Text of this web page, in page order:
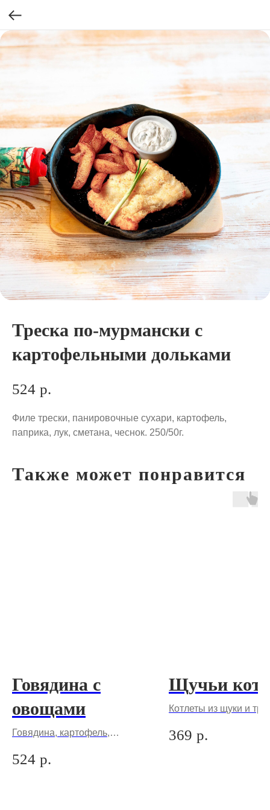
Треска по-мурмански с
картофельными дольками
524 р.
Филе трески, панировочные сухари, картофель,
паприка, лук, сметана, чеснок. 250/50г.
Также может понравится
Говядина с
овощами
Говядина, картофель,
морковь, перец болгарский,
524 р.
Щучьи
Котлеты из щуки и
подается с жареным
369 р.